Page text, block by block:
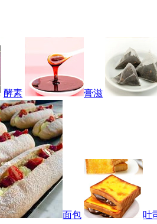
酵素 膏滋
面包 吐